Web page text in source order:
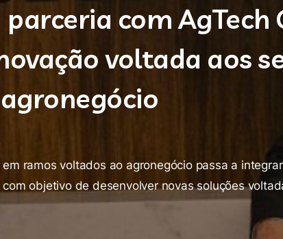
com AgTech
voltada aos
ramos voltados ao agronegócio passa a
objetivo de desenvolver novas soluções